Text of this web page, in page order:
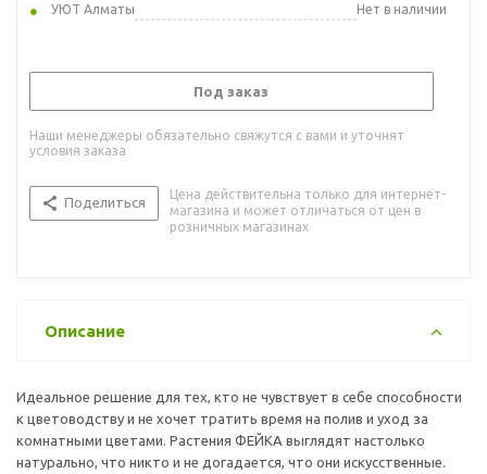
УЮТ Алматы
Нет в наличии
Под заказ
Наши менеджеры обязательно свяжутся с вами и уточнят
условия заказа
Поделиться
Цена действительна только для интернет-
магазина и может отличаться от цен в
розничных магазинах
Описание
Идеальное решение для тех, кто не чувствует в себе способности
к цветоводству и не хочет тратить время на полив и уход за
комнатными цветами. Растения ФЕЙКА выглядят настолько
натурально, что никто и не догадается, что они искусственные.